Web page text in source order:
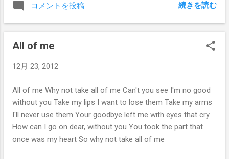
コメントを投稿 続きを読む
All of me
12月 23, 2012
All of me Why not take all of me Can't you see I'm no good
without you Take my lips I want to lose them Take my arms
I'll never use them Your goodbye left me with eyes that cry
How can I go on dear, without you You took the part that
once was my heart So why not take all of me